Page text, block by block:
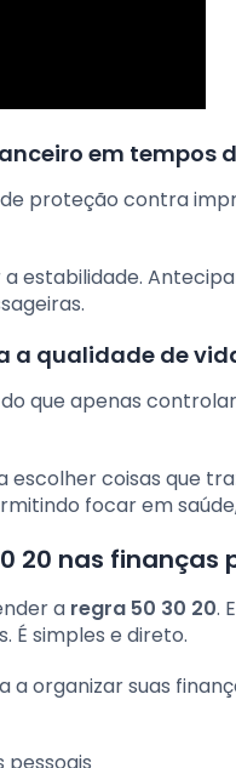
em tempos
proteção contra
estabilidade.
a qualidade de
que apenas
escolher coisas que
focar em
20 nas finanças
a regra 50 30 20.
É simples e direto.
a organizar suas